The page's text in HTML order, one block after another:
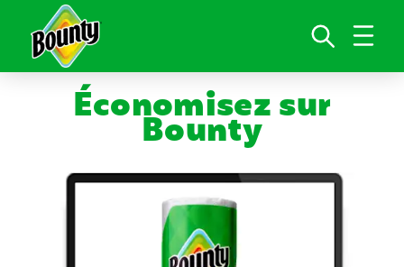
Skip to content
Économisez sur
Bounty